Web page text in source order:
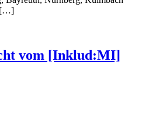
[…]
vom [Inklud:MI]